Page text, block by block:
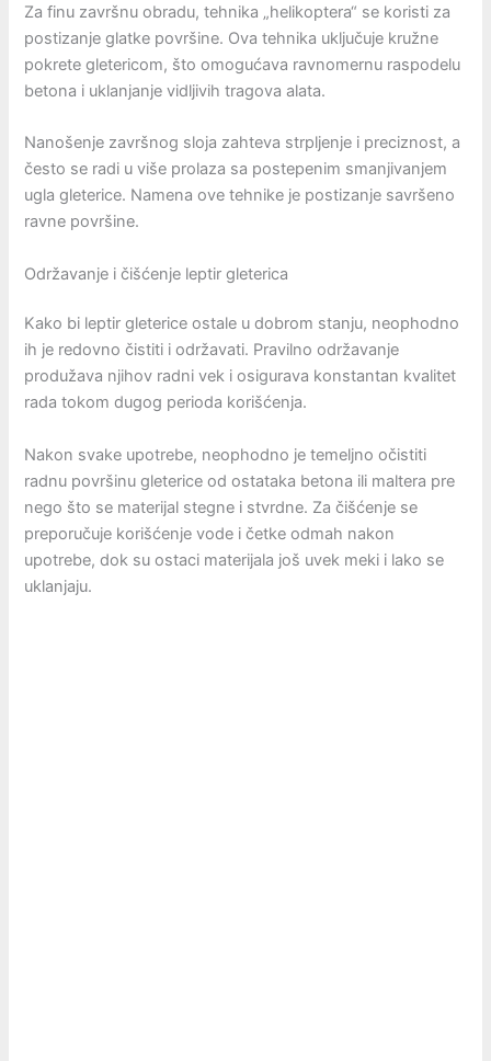
Za finu završnu obradu, tehnika „helikoptera“ se koristi za
postizanje glatke površine. Ova tehnika uključuje kružne
pokrete gletericom, što omogućava ravnomernu raspodelu
betona i uklanjanje vidljivih tragova alata.
Nanošenje završnog sloja zahteva strpljenje i preciznost, a
često se radi u više prolaza sa postepenim smanjivanjem
ugla gleterice. Namena ove tehnike je postizanje savršeno
ravne površine.
Održavanje i čišćenje leptir gleterica
Kako bi leptir gleterice ostale u dobrom stanju, neophodno
ih je redovno čistiti i održavati. Pravilno održavanje
produžava njihov radni vek i osigurava konstantan kvalitet
rada tokom dugog perioda korišćenja.
Nakon svake upotrebe, neophodno je temeljno očistiti
radnu površinu gleterice od ostataka betona ili maltera pre
nego što se materijal stegne i stvrdne. Za čišćenje se
preporučuje korišćenje vode i četke odmah nakon
upotrebe, dok su ostaci materijala još uvek meki i lako se
uklanjaju.